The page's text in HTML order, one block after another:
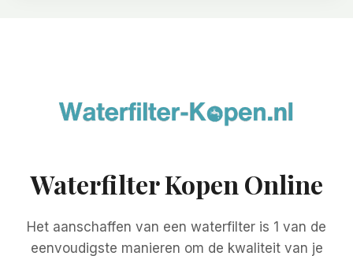
Waterfilter Kopen Online
Het aanschaffen van een waterfilter is 1 van de
eenvoudigste manieren om de kwaliteit van je